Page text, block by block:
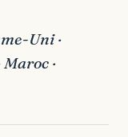
Uni ·
·